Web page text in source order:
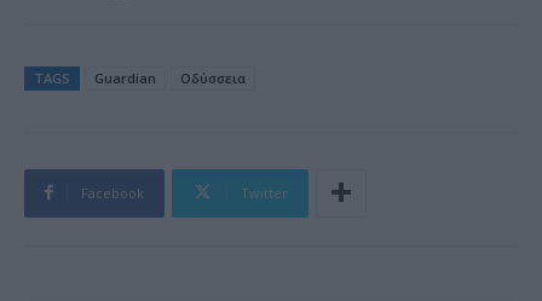
TAGS Guardian Οδύσσεια
Facebook Twitter